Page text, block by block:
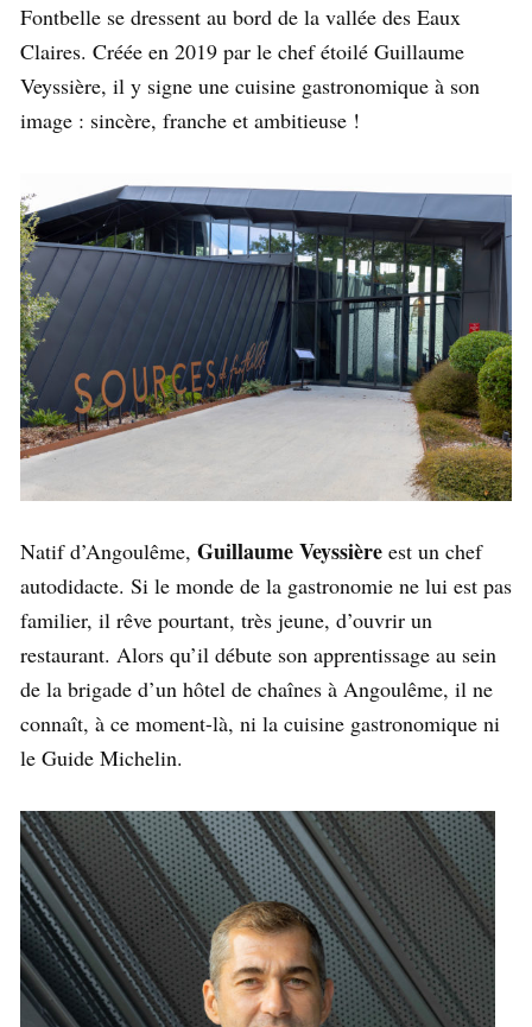
Fontbelle se dressent au bord de la vallée des Eaux
Claires. Créée en 2019 par le chef étoilé Guillaume
Veyssière, il y signe une cuisine gastronomique à son
image : sincère, franche et ambitieuse !
Natif d’Angoulême, Guillaume Veyssière est un chef
autodidacte. Si le monde de la gastronomie ne lui est pas
familier, il rêve pourtant, très jeune, d’ouvrir un
restaurant. Alors qu’il débute son apprentissage au sein
de la brigade d’un hôtel de chaînes à Angoulême, il ne
connaît, à ce moment-là, ni la cuisine gastronomique ni
le Guide Michelin.